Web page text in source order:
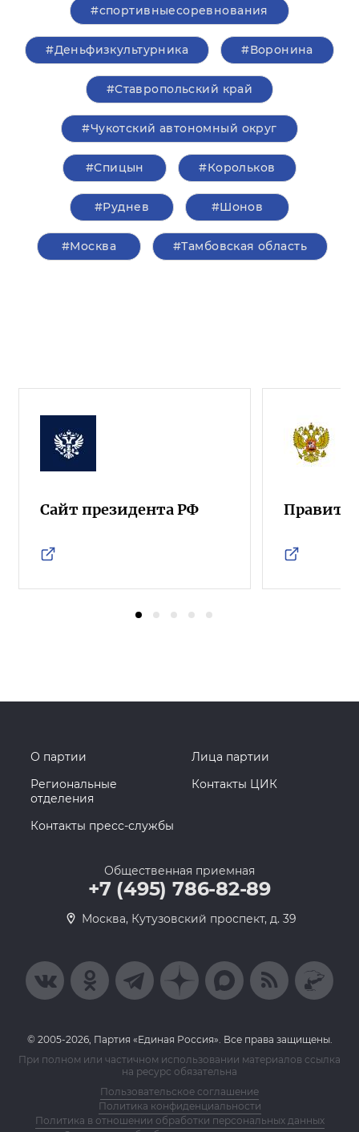
#спортивныесоревнования
#Деньфизкультурника #Воронина
#Ставропольский край
#Чукотский автономный округ
#Спицын #Корольков
#Руднев #Шонов
#Москва #Тамбовская область
Сайт президента РФ
О партии
Лица партии
Региональные
отделения
Контакты ЦИК
Контакты пресс-службы
Общественная приемная
+7 (495) 786-82-89
Москва, Кутузовский проспект, д. 39
© 2005-2026, Партия «Единая Россия». Все права защищены.
При полном или частичном использовании материалов ссылка
на ресурс обязательна
Пользовательское соглашение
Политика конфиденциальности
Политика в отношении обработки персональных данных